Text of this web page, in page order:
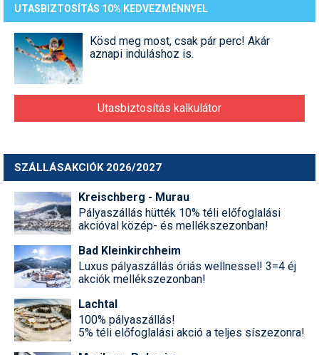
UTASBIZTOSÍTÁS 10% KEDVEZMÉNNYEL
Kösd meg most, csak pár perc! Akár
aznapi induláshoz is.
Utasbiztosítás kalkulátor
SZÁLLÁSAKCIÓK 2026/2027
Kreischberg - Murau
Pályaszállás hütték 10% téli előfoglalási
akcióval közép- és mellékszezonban!
Bad Kleinkirchheim
Luxus pályaszállás óriás wellnessel! 3=4 éj
akciók mellékszezonban!
Lachtal
100% pályaszállás!
5% téli előfoglalási akció a teljes síszezonra!